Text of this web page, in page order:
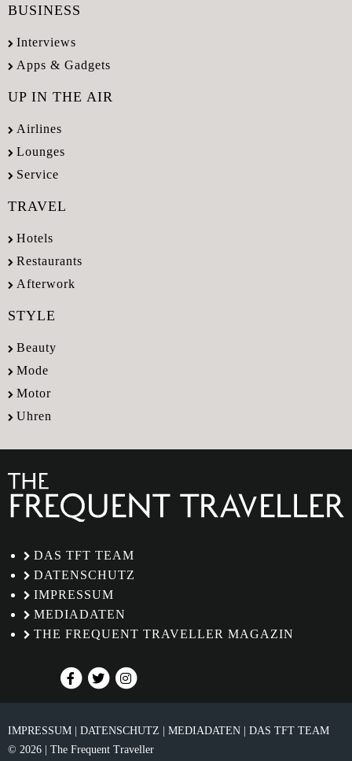
BUSINESS
Interviews
Apps & Gadgets
UP IN THE AIR
Airlines
Lounges
Service
TRAVEL
Hotels
Restaurants
Afterwork
STYLE
Beauty
Mode
Motor
Uhren
DAS TFT TEAM
DATENSCHUTZ
IMPRESSUM
MEDIADATEN
THE FREQUENT TRAVELLER MAGAZIN
© 2026 | The Frequent Traveller
IMPRESSUM DATENSCHUTZ MEDIADATEN DAS TFT TEAM